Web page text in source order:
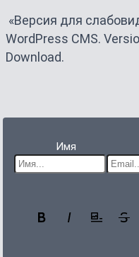
«Версия для
WordPress CMS.
Download.
Имя